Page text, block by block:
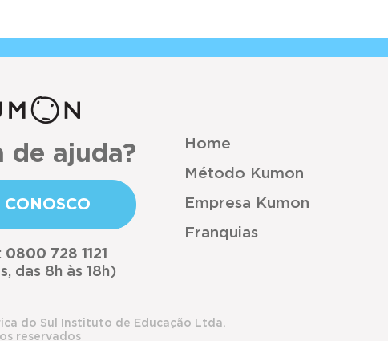
de ajuda?
CONOSCO
0800 728 1121
das 8h às 18h)
Home
Método Kumon
Empresa Kumon
Franquias
do Sul Instituto de Educação Ltda.
reservados